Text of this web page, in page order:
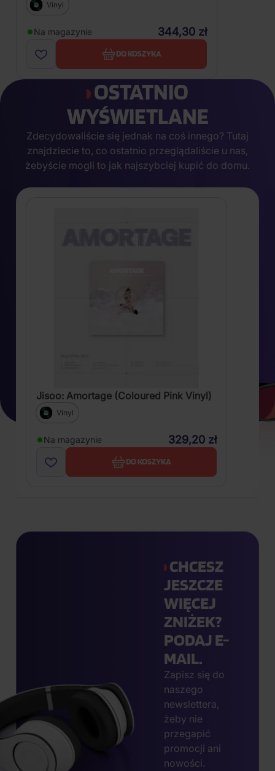
Vinyl
Na magazynie 344,30 zł
DO KOSZYKA
OSTATNIO
WYŚWIETLANE
Zdecydowaliście się jednak na coś innego? Tutaj
znajdziecie to, co ostatnio przeglądaliście u nas,
żebyście mogli to jak najszybciej kupić do domu.
Jisoo: Amortage (Coloured Pink Vinyl)
Vinyl
Na magazynie 329,20 zł
DO KOSZYKA
CHCESZ
JESZCZE
WIĘCEJ
ZNIŻEK?
PODAJ E-
MAIL.
Zapisz się do
naszego
newslettera,
żeby nie
przegapić
promocji ani
nowości.